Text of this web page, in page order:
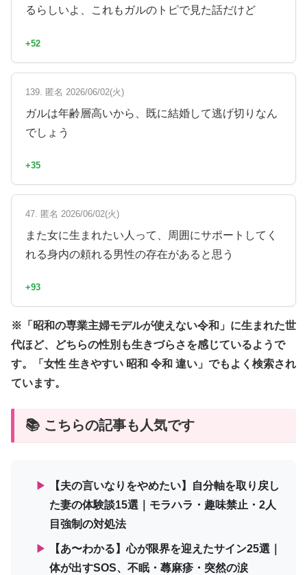
るらしいよ、これもガルのトピで見た話だけど
+52
139. 匿名 2026/06/02(火)
ガルは年齢層高いから、既に結婚して逃げ切りなん
でしょう
+35
47. 匿名 2026/06/02(火)
また女に生まれたい人って、周囲にサポートしてく
れる身内の頼れる男性の存在があると思う
+93
※「昭和の専業主婦モデルが使えない令和」に生まれた世
代ほど、どちらの性別も生きづらさを感じているようで
す。「女性 生きやすい 昭和 令和 違い」でもよく検索され
ています。
📚 こちらの記事も人気です
▶
【夫の言いなりをやめたい】自分軸を取り戻し
た妻の体験談15選｜モラハラ・趣味禁止・2人
目強制の対処法
▶
【あ〜わかる】心が限界を迎えたサイン25選｜
体が出すSOS、不眠・蕁麻疹・突然の涙